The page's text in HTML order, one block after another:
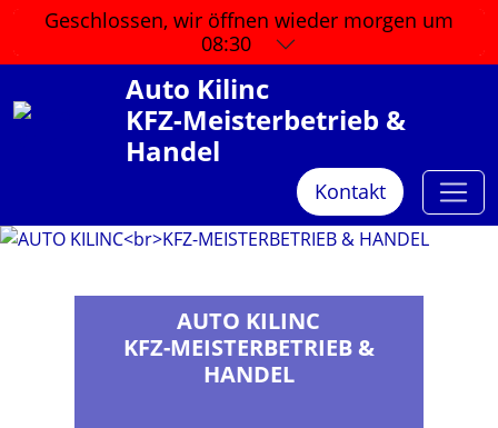
Geschlossen, wir öffnen wieder morgen um
08:30
Auto Kilinc
KFZ-Meisterbetrieb &
Handel
Kontakt
AUTO KILINC
KFZ-MEISTERBETRIEB &
HANDEL